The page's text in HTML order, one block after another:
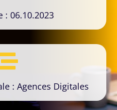
: 06.10.2023
: Agences Digitales